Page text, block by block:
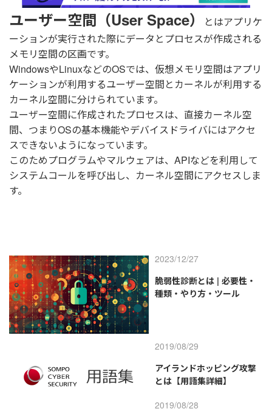
ユーザー空間（User Space）
とはアプリケ
ーションが実行された際にデータとプロセスが作成される
メモリ空間の区画です。
WindowsやLinuxなどのOSでは、仮想メモリ空間はアプリ
ケーションが利用するユーザー空間とカーネルが利用する
カーネル空間に分けられています。
ユーザー空間に作成されたプロセスは、直接カーネル空
間、つまりOSの基本機能やデバイスドライバにはアクセ
スできないようになっています。
このためプログラムやマルウェアは、APIなどを利用して
システムコールを呼び出し、カーネル空間にアクセスしま
す。
2023/12/27
脆弱性診断とは | 必要性・
種類・やり方・ツール
2019/08/29
アイランドホッピング攻撃
とは【用語集詳細】
2019/08/28